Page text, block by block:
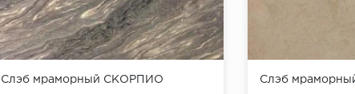
Слэб мраморный СКОРПИО Слэб